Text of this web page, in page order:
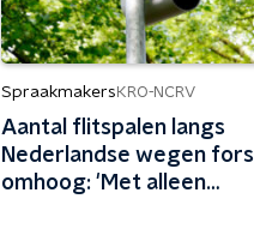
Spraakmakers KRO-NCRV
Aantal flitspalen langs
Nederlandse wegen fors
omhoog: 'Met alleen